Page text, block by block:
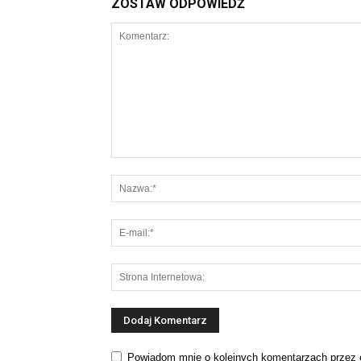
ZOSTAW ODPOWIEDŹ
Powiadom mnie o kolejnych komentarzach przez